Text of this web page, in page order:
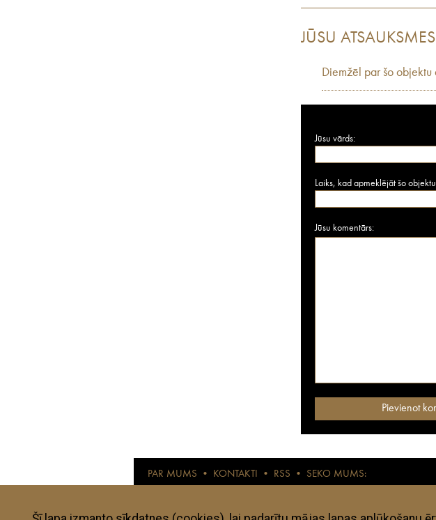
JŪSU ATSAUKSMES
Diemžēl par šo objektu
Jūsu vārds:
Laiks, kad apmeklējāt šo
Jūsu komentārs:
PAR MUMS • KONTAKTI • RSS • SEKO MUMS:
Anothertravelguide.lv ir interneta žurnāls laikmetīgiem mūsdienu